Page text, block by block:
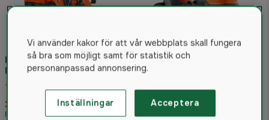
Husqvarna Åkgräsklippare
Rider R 112C5
32 900 kr
Rek. pris 36 900 kr
Husqvarna
Trädgårdstraktor TS 112
26 900 kr
Rek. pris 29 900 kr
Vi använder kakor för att vår webbplats skall fungera
så bra som möjligt samt för statistik och
personanpassad annonsering.
Inställningar Acceptera